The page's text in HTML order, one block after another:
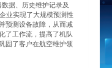
据、历史维护记录及
业实现了大规模预测性
预测设备故障，从而减
了工作流，提高了机队
固了客户在航空维护领